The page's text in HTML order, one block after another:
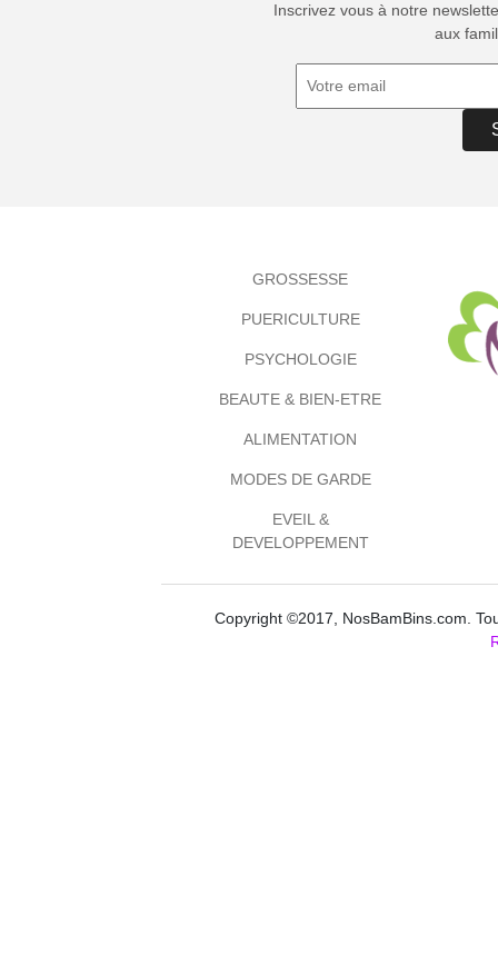
Inscrivez vous à notre
aux
GROSSESSE
PUERICULTURE
PSYCHOLOGIE
BEAUTE & BIEN-ETRE
ALIMENTATION
MODES DE GARDE
EVEIL &
DEVELOPPEMENT
Copyright ©2017, NosBamBins.com.